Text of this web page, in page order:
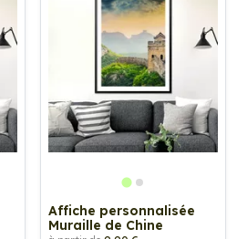
Affiche personnalisée
Muraille de Chine